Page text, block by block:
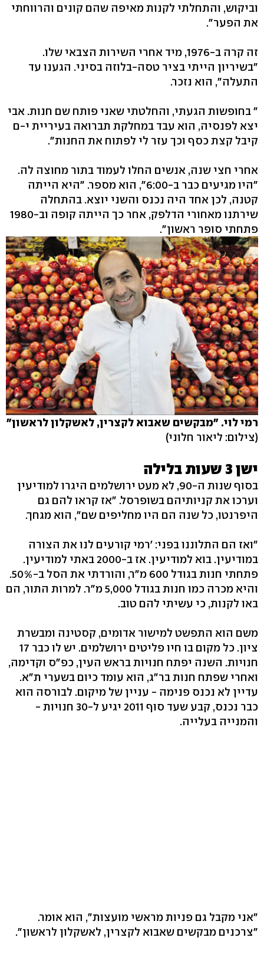
וביקוש, והתחלתי לקנות מאיפה שהם קונים והרווחתי
את הפער".
זה קרה ב-1976, מיד אחרי השירות הצבאי שלו.
"בשיריון הייתי בציר טסה-בלוזה בסיני. הגענו עד
התעלה", הוא נזכר.
" בחופשות הגעתי, והחלטתי שאני פותח שם חנות. אבי
יצא לפנסיה, הוא עבד במחלקת תברואה בעיריית י-ם
קיבל קצת כסף וכך עזר לי לפתוח את החנות".
אחרי חצי שנה, אנשים החלו לעמוד בתור מחוצה לה.
"היו מגיעים כבר ב-6:00", הוא מספר. "היא הייתה
קטנה, לכן אחד היה נכנס והשני יוצא. בהתחלה
שירתנו מאחורי הדלפק, אחר כך הייתה קופה וב-1980
פתחתי סופר ראשון".
רמי לוי. "מבקשים שאבוא לקצרין, לאשקלון לראשון"
(צילום: ליאור חלוני)
ישן 3 שעות בלילה
בסוף שנות ה-90, לא מעט ירושלמים היגרו למודיעין
וערכו את קניותיהם בשופרסל. "אז קראו להם גם
היפרנטו, כל שנה הם היו מחליפים שם", הוא מגחך.
"ואז הם התלוננו בפני: 'רמי קורעים לנו את הצורה
במודיעין. בוא למודיעין. אז ב-2000 באתי למודיעין.
פתחתי חנות בגודל 600 מ"ר, והורדתי את הסל ב-50%.
והיא מכרה כמו חנות בגודל 5,000 מ"ר. למרות התור, הם
באו לקנות, כי עשיתי להם טוב.
משם הוא התפשט למישור אדומים, קסטינה ומבשרת
ציון. כל מקום בו חיו פליטים ירושלמים. יש לו כבר 17
חנויות. השנה יפתח חנויות בראש העין, כפ"ס וקדימה,
ואחרי שפתח חנות בר"ג, הוא עומד כיום בשערי ת"א.
עדיין לא נכנס פנימה - עניין של מיקום. לבורסה הוא
כבר נכנס, קבע שעד סוף 2011 יגיע ל-30 חנויות -
והמנייה בעלייה.
"אני מקבל גם פניות מראשי מועצות", הוא אומר.
"צרכנים מבקשים שאבוא לקצרין, לאשקלון לראשון".